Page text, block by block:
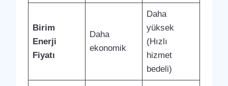
Birim
Enerji
Fiyatı
Daha
ekonomik
Daha
yüksek
(Hızlı
hizmet
bedeli)